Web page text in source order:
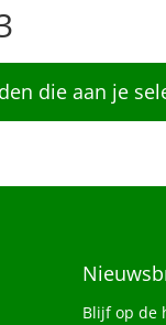
die aan je
Blijf op de